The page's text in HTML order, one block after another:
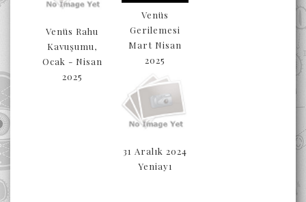
Venüs Rahu
Kavuşumu,
Ocak - Nisan
2025
Venüs
Gerilemesi
Mart Nisan
2025
31 Aralık 2024
Yeniayı